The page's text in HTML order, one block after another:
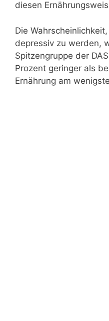
diesen
Die
depressiv zu werden,
Spitzengruppe der
Prozent geringer als
Ernährung am